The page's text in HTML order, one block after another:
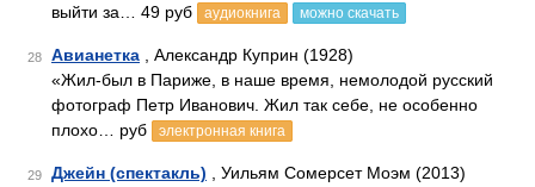
выйти за… 49 руб
аудиокнига можно скачать
28 Авианетка , Александр Куприн (1928)
«Жил-был в Париже, в наше время, немолодой русский
фотограф Петр Иванович. Жил так себе, не особенно
плохо… руб
электронная книга
29 Джейн (спектакль) , Уильям Сомерсет Моэм (2013)